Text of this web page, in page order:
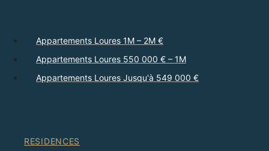
Appartements Loures 1M – 2M €
Appartements Loures 550 000 € – 1M
Appartements Loures Jusqu'à 549 000 €
RESIDENCES